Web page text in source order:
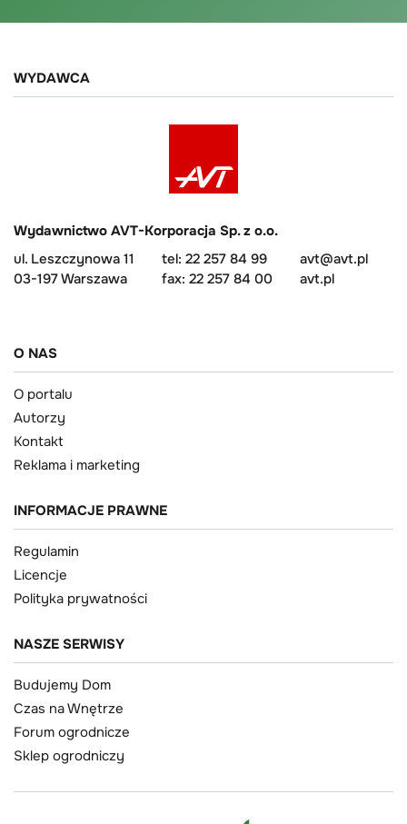
WYDAWCA
Wydawnictwo AVT-Korporacja Sp. z o.o.
ul. Leszczynowa 11
03-197 Warszawa
tel: 22 257 84 99
fax: 22 257 84 00
avt@avt.pl
avt.pl
O NAS
O portalu
Autorzy
Kontakt
Reklama i marketing
INFORMACJE PRAWNE
Regulamin
Licencje
Polityka prywatności
NASZE SERWISY
Budujemy Dom
Czas na Wnętrze
Forum ogrodnicze
Sklep ogrodniczy